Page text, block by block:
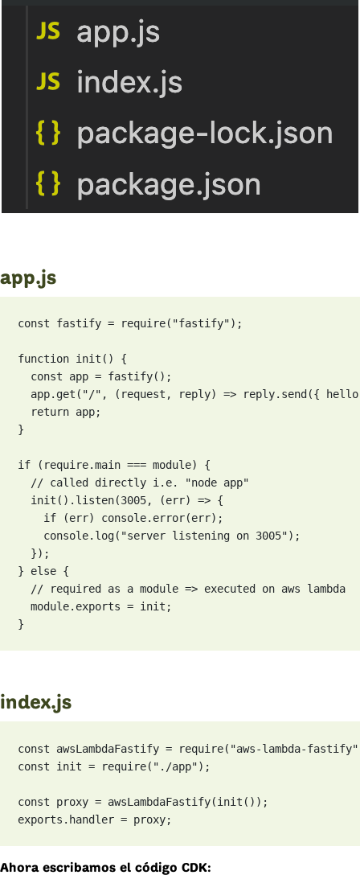
app.js
const fastify = require("fastify");
function init() {
  const app = fastify();
app.get("/", (request, reply) => reply.send({
  return app;
}
if (require.main === module) {
  // called directly i.e. "node app"
  init().listen(3005, (err) => {
    if (err) console.error(err);
    console.log("server listening on 3005");
  });
} else {
  // required as a module => executed on aws lambda
  module.exports = init;
}
index.js
const awsLambdaFastify = require("aws-lambda-
const init = require("./app");
const proxy = awsLambdaFastify(init());
exports.handler = proxy;
Ahora escribamos el código CDK: